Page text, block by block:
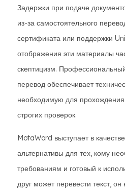
Задержки при подаче
из-за самостоятельного
сертификата или поддержки
отображения эти материалы
скептицизм.
перевод обеспечивает
необходимую для
строгих проверок.
MotaWord выступает в
альтернативы для тех, кому
требованиям и готовый к
друг может перевести текст,